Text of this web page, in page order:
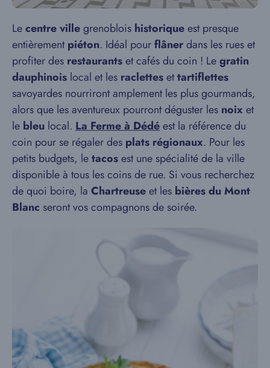
Lecentre villegrenoblois historiqueest presque
entièrementpiéton. Idéal pourflânerdans les rues et
profiter des restaurantset cafés du coin ! Legratin
dauphinois local et les raclettesettartiflettes
savoyardes nourriront amplement les plus gourmands,
alors que les aventureux pourront déguster les noix et
le bleu local. La Ferme à Dédéest la référence du
coin pour se régaler des plats régionaux. Pour les
petits budgets, letacosest une spécialité de la ville
disponible à tous les coins de rue. Si vous recherchez
de quoi boire, la Chartreuseet les bières du Mont
Blanc seront vos compagnons de soirée.